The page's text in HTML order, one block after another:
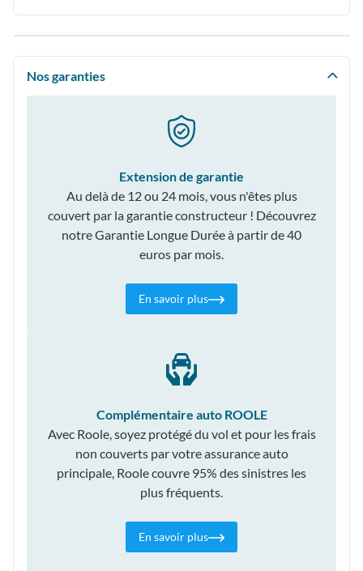
Nos garanties
Extension de garantie
Au delà de 12 ou 24 mois, vous n'êtes plus
couvert par la garantie constructeur ! Découvrez
notre Garantie Longue Durée à partir de 40
euros par mois.
En savoir plus
Complémentaire auto ROOLE
Avec Roole, soyez protégé du vol et pour les frais
non couverts par votre assurance auto
principale, Roole couvre 95% des sinistres les
plus fréquents.
En savoir plus